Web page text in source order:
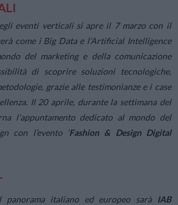
eventi verticali si apre il 7 marzo con il
come i Big Data e l’Artificial Intelligence
del marketing e della comunicazione
di scoprire soluzioni tecnologiche,
grazie alle testimonianze e i case
Il 20 aprile, durante la settimana del
l’appuntamento dedicato al mondo del
con l’evento ‘Fashion & Design Digital
italiano ed europeo sarà IAB